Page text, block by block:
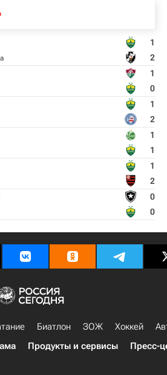
1
2
1
0
1
2
1
1
1
2
0
0
Биатлон ЗОЖ Хоккей
Продукты и сервисы Пресс-